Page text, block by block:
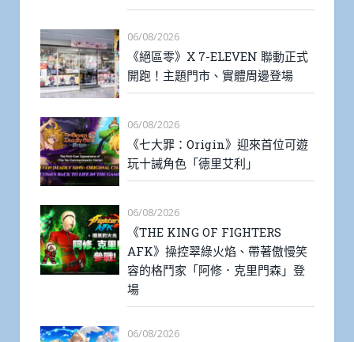
06/08/2026
《絕區零》X 7-ELEVEN 聯動正式
開跑！主題門市、實體周邊登場
06/08/2026
《七大罪：Origin》迎來首位可遊
玩十誡角色「德里艾利」
06/08/2026
《THE KING OF FIGHTERS
AFK》操控翠綠火焰、帶著傲慢笑
容的格鬥家「阿修．克里門森」登
場
06/08/2026